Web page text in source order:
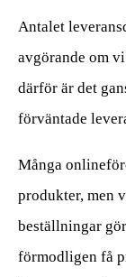
Antalet
avgörande om
därför är det
förväntade
Många
produkter, men
beställningar
förmodligen få